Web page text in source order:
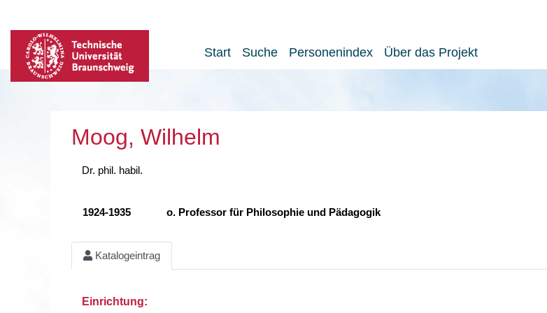
Start Suche Personenindex Über das Projekt
Moog, Wilhelm
Dr. phil. habil.
1924-1935 o. Professor für Philosophie und Pädagogik
Katalogeintrag
Einrichtung: